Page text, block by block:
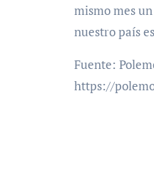
mismo mes
nuestro país
Fuente:
https://